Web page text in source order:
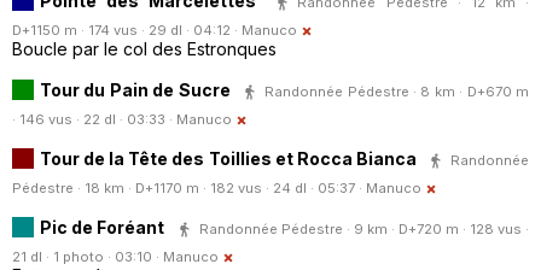
D+1150 m · 174 vus · 29 dl · 04:12 · Manuco
Boucle par le col des Estronques
Tour du Pain de Sucre
Randonnée Pédestre · 8 km · D+670 m
· 146 vus · 22 dl · 03:33 · Manuco
Tour de la Tête des Toillies et Rocca Bianca
Randonnée
Pédestre · 18 km · D+1170 m · 182 vus · 24 dl · 05:37 · Manuco
Pic de Foréant
Randonnée Pédestre · 9 km · D+720 m · 128 vus ·
21 dl · 1 photo · 03:10 · Manuco